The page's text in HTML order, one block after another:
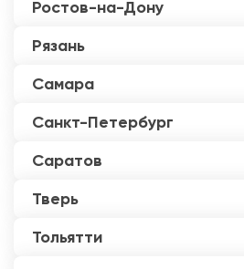
Ростов-на-Дону
Рязань
Самара
Санкт-Петербург
Саратов
Тверь
Тольятти